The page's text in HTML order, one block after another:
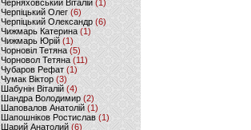
Черняховський Віталій (1)
Черпіцький Олег (6)
Черпіцький Олександр (6)
Чижмарь Катерина (1)
Чижмарь Юрій (1)
Чорновіл Тетяна (5)
Чорновол Тетяна (11)
Чубаров Рефат (1)
Чумак Віктор(3)
Шабунін Віталій (4)
Шандра Володимир (2)
Шаповалов Анатолій(1)
Шапошніков Ростислав(1)
Шарий Анатолий(6)